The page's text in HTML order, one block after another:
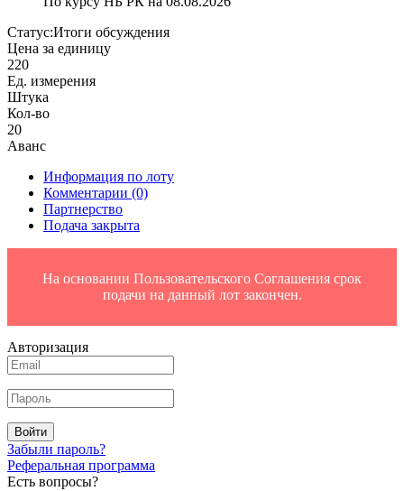
Статус:Итоги обсуждения
Цена за единицу
220
Ед. измерения
Штука
Кол-во
20
Аванс
Информация по лоту
Комментарии (0)
Партнерство
Подача закрыта
На основании Пользовательского Соглашения срок
подачи на данный лот закончен.
Авторизация
Войти
Забыли пароль?
Реферальная программа
Есть вопросы?